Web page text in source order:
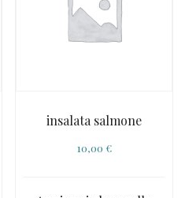
insalata salmone
10,00 €